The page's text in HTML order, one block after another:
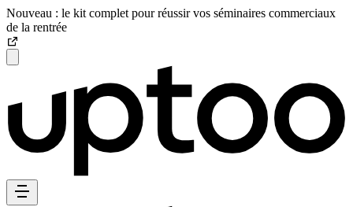
Nouveau : le kit complet pour réussir vos séminaires commerciaux
de la rentrée